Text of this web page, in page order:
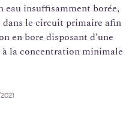
eau insuffisamment borée,
dans le circuit primaire afin
en bore disposant d’une
la concentration minimale